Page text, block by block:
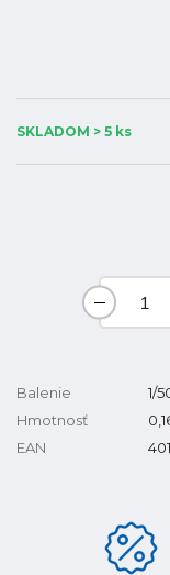
SKLADOM > 5 ks
Balenie
1/
Hmotnosť
EAN